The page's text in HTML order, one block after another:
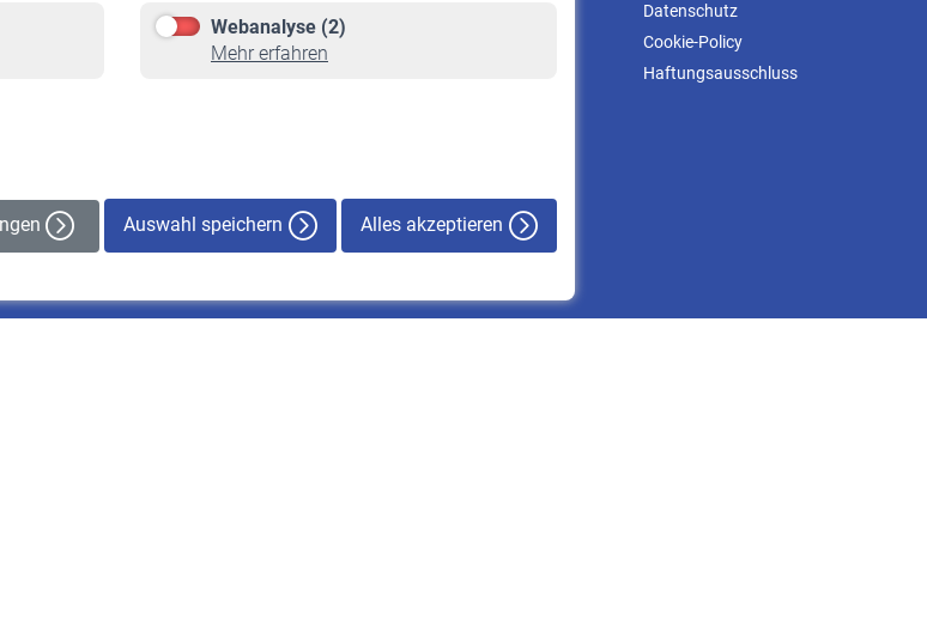
Webanalyse (2)
Mehr erfahren
Auswahl speichern Alles akzeptieren
Rente beantragen
Rentenauszahlung
Datenschutz
Cookie-Policy
Haftungsausschluss